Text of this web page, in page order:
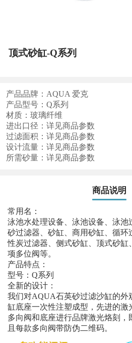
顶式砂缸-Q系列
产品品牌：AQUA 爱克
产品型号：Q系列
材质：玻璃纤维
进出口径：详见商品参数
过滤面积：详见商品参数
设计流量：详见商品参数
所需砂量：详见商品参数
商品说明
常用名：
泳池水处理设备、泳池设备、泳池
砂过滤器、砂缸、商用砂缸、循环
性炭过滤器、侧式砂缸、顶式砂缸
项多位阀等。
产品特点：
型号：Q系列
全新的设计：
我们对AQUA石英砂过滤沙缸的外
缸底座一次性注塑成型，先进的激
多向阀和底座进行品牌激光烙刻
且每款多向阀带防伪二维码。